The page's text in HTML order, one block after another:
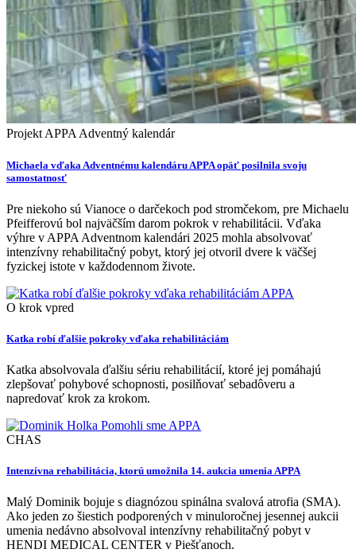
Projekt APPA Adventný kalendár
Michaela vďaka Adventnému kalendáru APPA opäť posilnila svoju
samostatnosť
Pre niekoho sú Vianoce o darčekoch pod stromčekom, pre Michaelu
Pfeifferovú bol najväčším darom pokrok v rehabilitácii. Vďaka
výhre v APPA Adventnom kalendári 2025 mohla absolvovať
intenzívny rehabilitačný pobyt, ktorý jej otvoril dvere k väčšej
fyzickej istote v každodennom živote.
O krok vpred
Katka robí ďalšie pokroky vďaka rehabilitáciám
Katka absolvovala ďalšiu sériu rehabilitácií, ktoré jej pomáhajú
zlepšovať pohybové schopnosti, posilňovať sebadôveru a
napredovať krok za krokom.
CHAS
Intenzívna rehabilitácia, ktorú umožnila 14. aukcia umenia APPA
Malý Dominik bojuje s diagnózou spinálna svalová atrofia (SMA).
Ako jeden zo šiestich podporených v minuloročnej jesennej aukcii
umenia nedávno absolvoval intenzívny rehabilitačný pobyt v
HENDI MEDICAL CENTER v Piešťanoch.